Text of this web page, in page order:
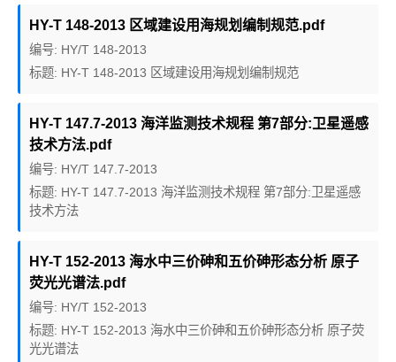
HY-T 148-2013 区域建设用海规划编制规范.pdf
编号: HY/T 148-2013
标题: HY-T 148-2013 区域建设用海规划编制规范
HY-T 147.7-2013 海洋监测技术规程 第7部分:卫星遥感
技术方法.pdf
编号: HY/T 147.7-2013
标题: HY-T 147.7-2013 海洋监测技术规程 第7部分:卫星遥感
技术方法
HY-T 152-2013 海水中三价砷和五价砷形态分析 原子
荧光光谱法.pdf
编号: HY/T 152-2013
标题: HY-T 152-2013 海水中三价砷和五价砷形态分析 原子荧
光光谱法